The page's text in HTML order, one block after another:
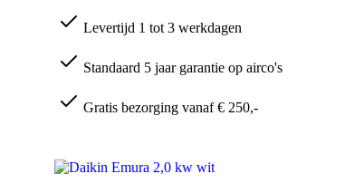
Cassettemodel
1,5kW
rooster
aantal
Levertijd 1 tot 3 werkdagen
Standaard 5 jaar garantie op airco's
Gratis bezorging vanaf € 250,-